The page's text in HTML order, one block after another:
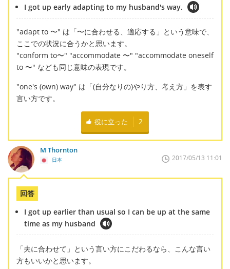
I got up early adapting to my husband's way.
"adapt to 〜" は「〜に合わせる、適応する」という意味で、
ここでの状況に合うかと思います。
"conform to〜" "accommodate 〜" "accommodate oneself
to 〜" なども同じ意味の表現です。
"one's (own) way" は「(自分なりの)やり方、考え方」を表す
言い方です。
役に立った 2
M Thornton
日本 2017/05/13 11:01
回答
I got up earlier than usual so I can be up at the same
time as my husband
「夫に合わせて」という言い方にこだわるなら、こんな言い
方もいいかと思います。